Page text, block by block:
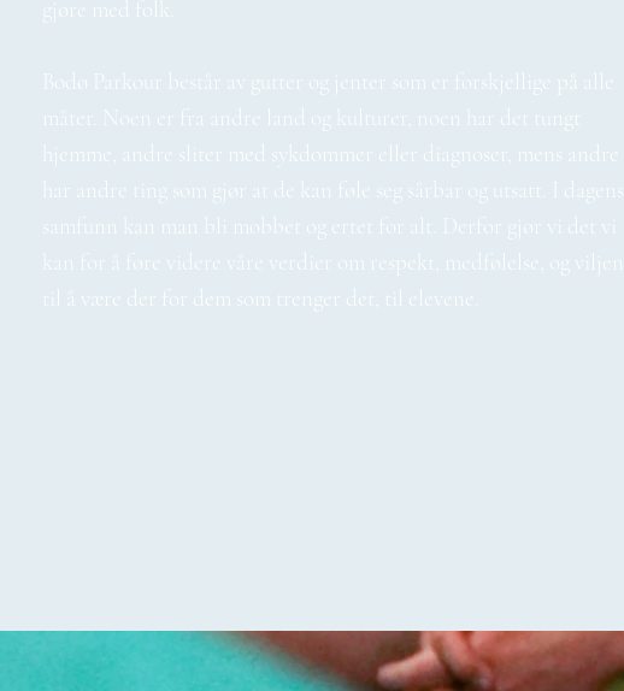
gjøre med folk.
Bodø Parkour består av gutter og jenter som er forskjellige på alle
måter. Noen er fra andre land og kulturer, noen har det tungt
hjemme, andre sliter med sykdommer eller diagnoser, mens andre
har andre ting som gjør at de kan føle seg sårbar og utsatt. I dagens
samfunn kan man bli mobbet og ertet for alt. Derfor gjør vi det vi
kan for å føre videre våre verdier om respekt, medfølelse, og viljen
til å være der for dem som trenger det, til elevene.